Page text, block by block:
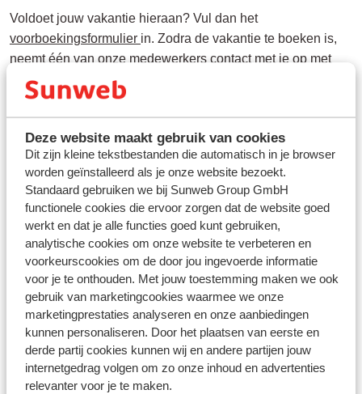
Deze website maakt gebruik van cookies
Dit zijn kleine tekstbestanden die automatisch in je browser
worden geïnstalleerd als je onze website bezoekt.
Standaard gebruiken we bij Sunweb Group GmbH
functionele cookies die ervoor zorgen dat de website goed
werkt en dat je alle functies goed kunt gebruiken,
analytische cookies om onze website te verbeteren en
voorkeurscookies om de door jou ingevoerde informatie
voor je te onthouden. Met jouw toestemming maken we ook
gebruik van marketingcookies waarmee we onze
marketingprestaties analyseren en onze aanbiedingen
kunnen personaliseren. Door het plaatsen van eerste en
derde partij cookies kunnen wij en andere partijen jouw
internetgedrag volgen om zo onze inhoud en advertenties
relevanter voor je te maken.
Voldoet jouw vakantie hieraan? Vul dan het
voorboekingsformulier in. Zodra de vakantie te boeken is,
neemt één van onze medewerkers contact met je op met
een offerte.
Is jouw vakantie nog niet te boeken, maar kun je geen
voorboeking aanvragen? Gebruik dan onzealert service
Dan krijg je een bericht zodra de vakantie op de website
staat.
Vragen over hetzelfde onderwerp
Gerelateerde vragen
Waarom zie ik niet alle reizigers staan als ik stoelen wil
reserveren?
Hoe kan ik een excursie boeken?